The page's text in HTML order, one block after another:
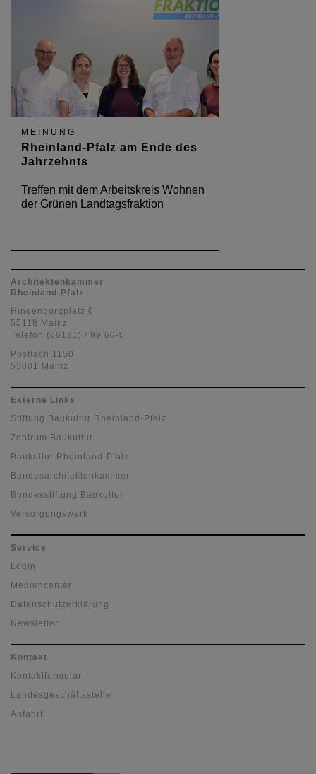
MEINUNG
Rheinland-Pfalz am Ende des
Jahrzehnts
Treffen mit dem Arbeitskreis Wohnen
der Grünen Landtagsfraktion
Architektenkammer
Rheinland-Pfalz
Hindenburgplatz 6
55118 Mainz
Telefon (06131) / 99 60-0
Postfach 1150
55001 Mainz
Externe Links
Stiftung Baukultur Rheinland-Pfalz
Zentrum Baukultur
Baukultur Rheinland-Pfalz
Bundesarchitektenkammer
Bundesstiftung Baukultur
Versorgungswerk
Service
Login
Mediencenter
Datenschutzerklärung
Newsletter
Kontakt
Kontaktformular
Landesgeschäftsstelle
Anfahrt